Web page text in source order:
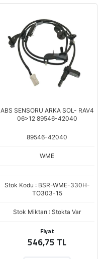
ABS SENSORU ARKA SOL- RAV4
06>12 89546-42040
89546-42040
WME
Stok Kodu : BSR-WME-330H-
TO303-15
Stok Miktarı : Stokta Var
Fiyat
546,75 TL